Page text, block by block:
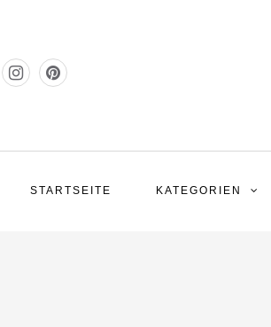
STARTSEITE KATEGORIEN